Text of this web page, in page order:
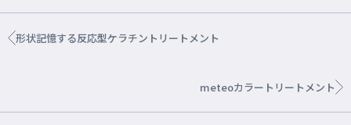
形状記憶する反応型ケラチントリートメント
meteoカラートリートメント